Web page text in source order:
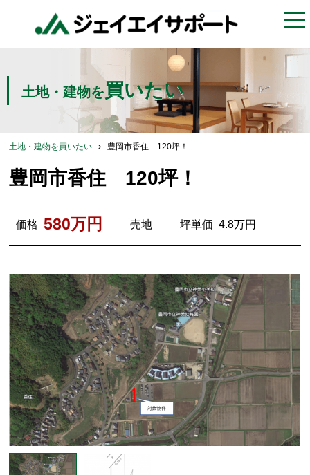
土地・建物を買いたい
土地・建物を買いたい 豊岡市香住 120坪！
豊岡市香住 120坪！
価格 580万円 売地 坪単価 4.8万円